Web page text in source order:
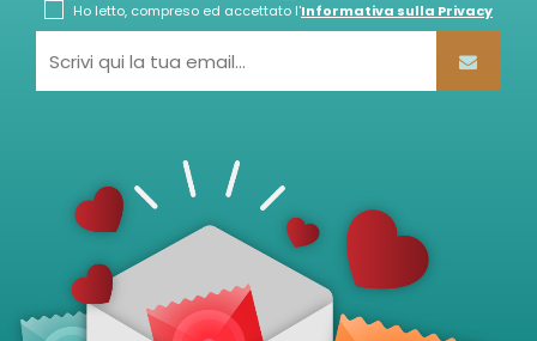
Ho letto, compreso ed accettato l'Informativa sulla Privacy